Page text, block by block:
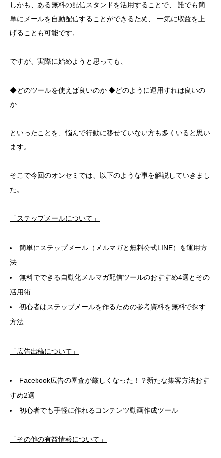
しかも、ある無料の配信スタンドを活用することで、
誰でも簡
単にメールを自動配信することができるため、
一気に収益を上
げることも可能です。
ですが、実際に始めようと思っても、
◆どのツールを使えば良いのか ◆どのように運用すれば良いの
か
といったことを、悩んで行動に移せていない方も多くいると思い
ます。
そこで今回のオンセミでは、以下のような事を解説していきまし
た。
「ステップメールについて」
簡単にステップメール（メルマガと無料公式LINE）を運用方
法
無料でできる自動化メルマガ配信ツールのおすすめ4選とその
活用術
初心者はステップメールを作るための参考資料を無料で探す
方法
「広告出稿について」
Facebook広告の審査が厳しくなった！？新たな集客方法おす
すめ2選
初心者でも手軽に作れるコンテンツ動画作成ツール
「その他の有益情報について」